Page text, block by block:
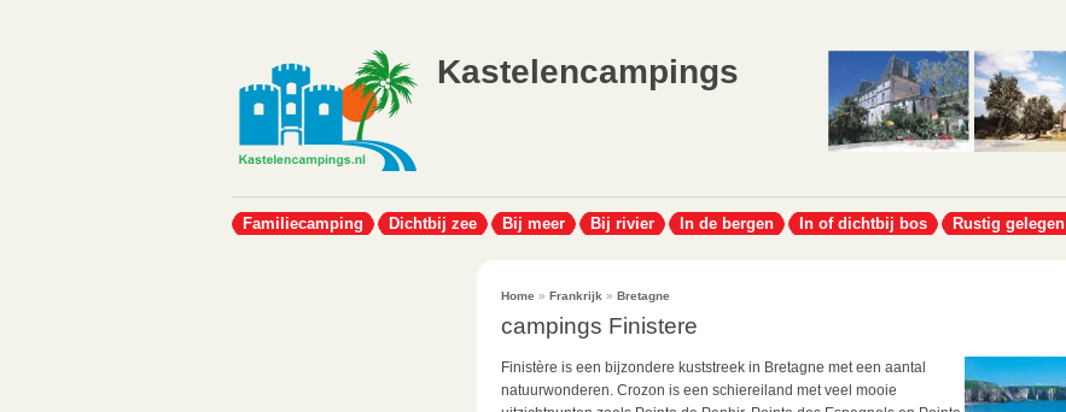
Kastelencampings
Familiecamping Dichtbij zee Bij meer Bij rivier In de bergen In of dichtbij bos Rustig gelegen
Home » Frankrijk » Bretagne
campings Finistere
Finistère is een bijzondere kuststreek in Bretagne met een aantal
natuurwonderen. Crozon is een schiereiland met veel mooie